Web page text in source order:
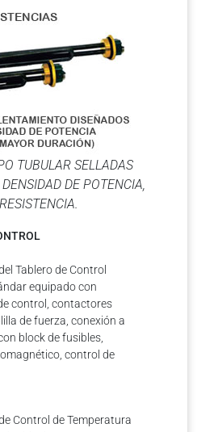
TUBULAR SELLADAS
DE POTENCIA,
Tablero de Control
equipado con
control, contactores
de fuerza, conexión a
block de fusibles,
control de
Control de Temperatura